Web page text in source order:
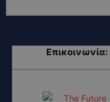
Επικοινωνία: